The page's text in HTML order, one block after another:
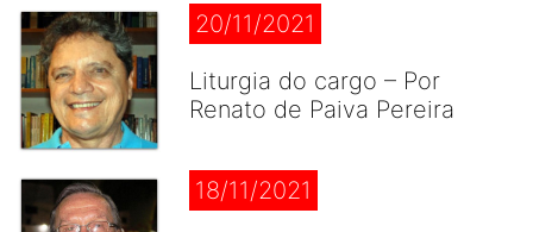
20/11/2021
Liturgia do cargo – Por
Renato de Paiva Pereira
18/11/2021